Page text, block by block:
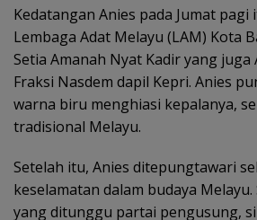
Kedatangan Anies pada Jumat
Lembaga Adat Melayu (LAM) Kota
Setia Amanah Nyat Kadir yang juga
Fraksi Nasdem dapil Kepri. Anies
warna biru menghiasi kepalanya,
tradisional Melayu.
Setelah itu, Anies ditepungtawari
keselamatan dalam budaya
yang ditunggu partai pengusung,